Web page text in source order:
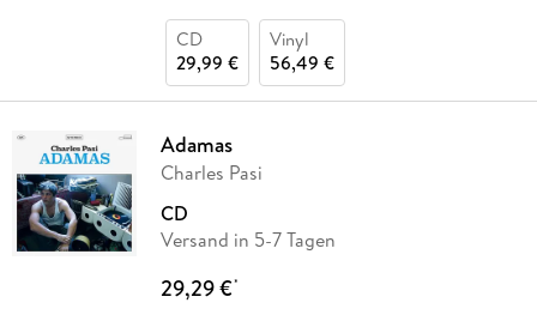
CD
29,99 €
Vinyl
56,49 €
Adamas
Charles Pasi
CD
Versand in 5-7 Tagen
29,29 €*